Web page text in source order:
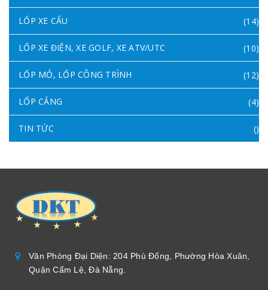
LỐP XE CẨU (14)
LỐP XE ĐIỆN, XE GOLF, XE ATV/UTC (10)
LỐP MỎ, LỐP CÔNG TRÌNH (12)
LỐP CẢNG (4)
TIN TỨC ()
Văn Phòng Đại Diện: 204 Phù Đổng, Phường Hòa Xuân,
Quận Cẩm Lệ, Đà Nẵng.